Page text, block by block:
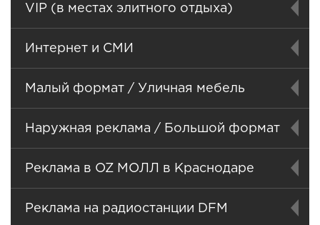
VIP (в местах элитного отдыха)
Интернет и СМИ
Малый формат / Уличная мебель
Наружная реклама / Большой формат
Реклама в OZ МОЛЛ в Краснодаре
Реклама на радиостанции DFM